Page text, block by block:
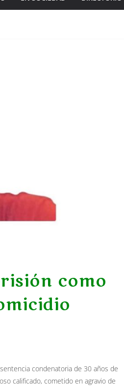
como
condenatoria de 30 años de
calificado, cometido en agravio de